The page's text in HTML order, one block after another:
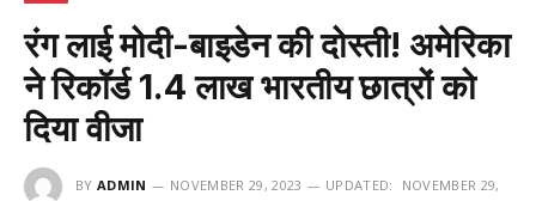
रंग लाई मोदी-बाइडेन की दोस्ती! अमेरिका
ने रिकॉर्ड 1.4 लाख भारतीय छात्रों को
दिया वीजा
BY ADMIN NOVEMBER 29, 2023 UPDATED:
NOVEMBER 29,